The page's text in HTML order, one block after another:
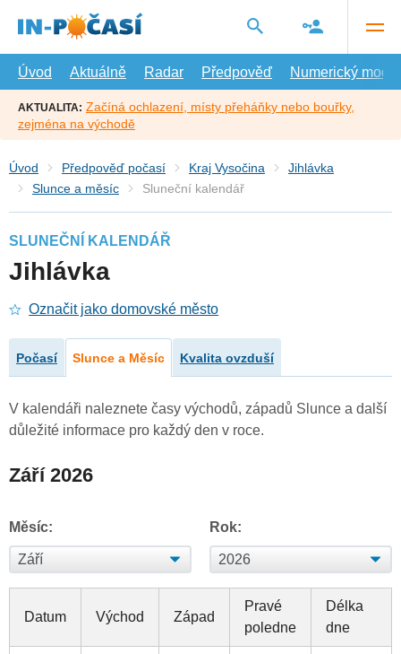
hlavní
Úvod
Aktuálně Radar Předpověď Numerický model
AKTUALITA: Začíná ochlazení, místy přeháňky nebo bouřky,
zejména na východě
Úvod Předpověď počasí Kraj Vysočina
Jihlávka
Slunce a měsíc
Sluneční kalendář
SLUNEČNÍ KALENDÁŘ
Jihlávka
Označit jako domovské město
Počasí Slunce a Měsíc Kvalita ovzduší
V kalendáři naleznete časy východů, západů Slunce a další
důležité informace pro každý den v roce.
Září 2026
Měsíc: Rok:
Datum Východ Západ
Pravé
poledne
Délka
dne